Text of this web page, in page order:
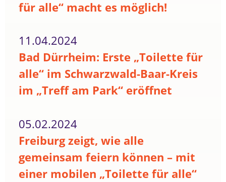
für alle“ macht es möglich!
11.04.2024
Bad Dürrheim: Erste „Toilette für
alle“ im Schwarzwald-Baar-Kreis
im „Treff am Park“ eröffnet
05.02.2024
Freiburg zeigt, wie alle
gemeinsam feiern können – mit
einer mobilen „Toilette für alle“